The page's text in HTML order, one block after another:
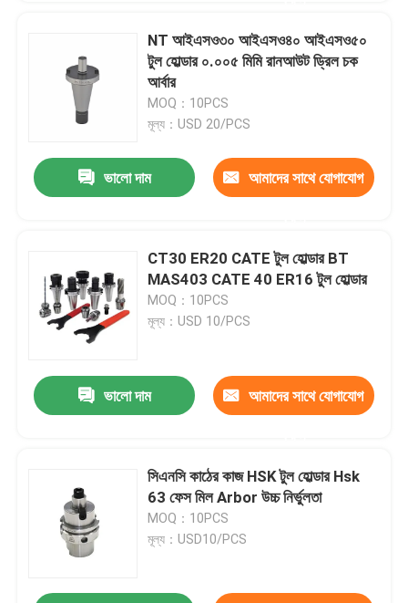
NT আইএসও৩০ আইএসও৪০ আইএসও৫০
টুল হোল্ডার ০.০০৫ মিমি রানআউট ড্রিল চক
আর্বার
MOQ：10PCS
মূল্য：USD 20/PCS
ভালো দাম আমাদের সাথে যোগাযোগ
CT30 ER20 CATE টুল হোল্ডার BT
MAS403 CATE 40 ER16 টুল হোল্ডার
MOQ：10PCS
মূল্য：USD 10/PCS
ভালো দাম আমাদের সাথে যোগাযোগ
সিএনসি কাঠের কাজ HSK টুল হোল্ডার Hsk
63 ফেস মিল Arbor উচ্চ নির্ভুলতা
MOQ：10PCS
মূল্য：USD10/PCS